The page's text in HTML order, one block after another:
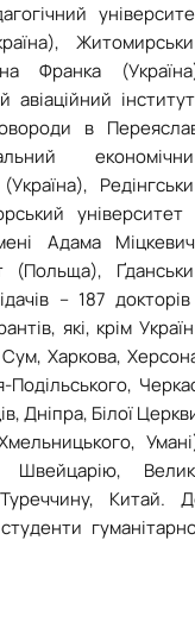
Франка
авіаційний
в
університет
Адама
(Польща),
– 187 докторів
які, крім
Харкова,
Подільського,
Дніпра, Білої
Швейцарію,
Китай.